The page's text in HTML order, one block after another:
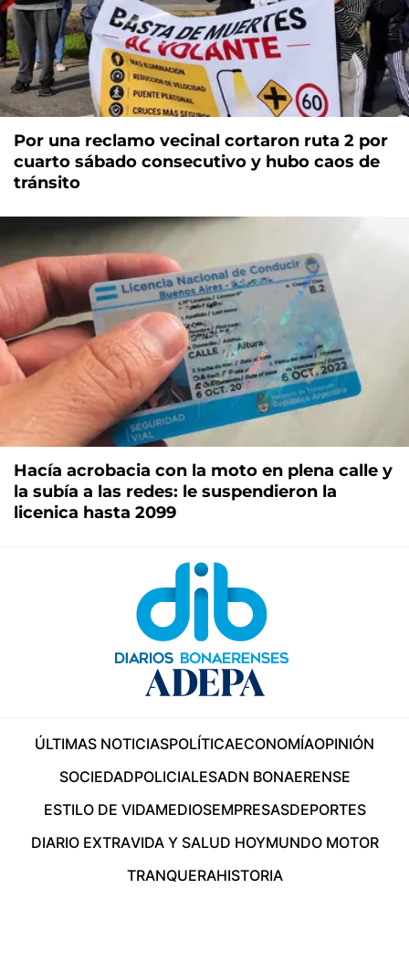
Por una reclamo vecinal cortaron ruta 2 por
cuarto sábado consecutivo y hubo caos de
tránsito
Hacía acrobacia con la moto en plena calle y
la subía a las redes: le suspendieron la
licenica hasta 2099
ÚLTIMAS NOTICIASPOLÍTICAECONOMÍAOPINIÓN
SOCIEDADPOLICIALESADN BONAERENSE
ESTILO DE VIDAMEDIOSEMPRESASDEPORTES
DIARIO EXTRAVIDA Y SALUD HOYMUNDO MOTOR
TRANQUERAHISTORIA